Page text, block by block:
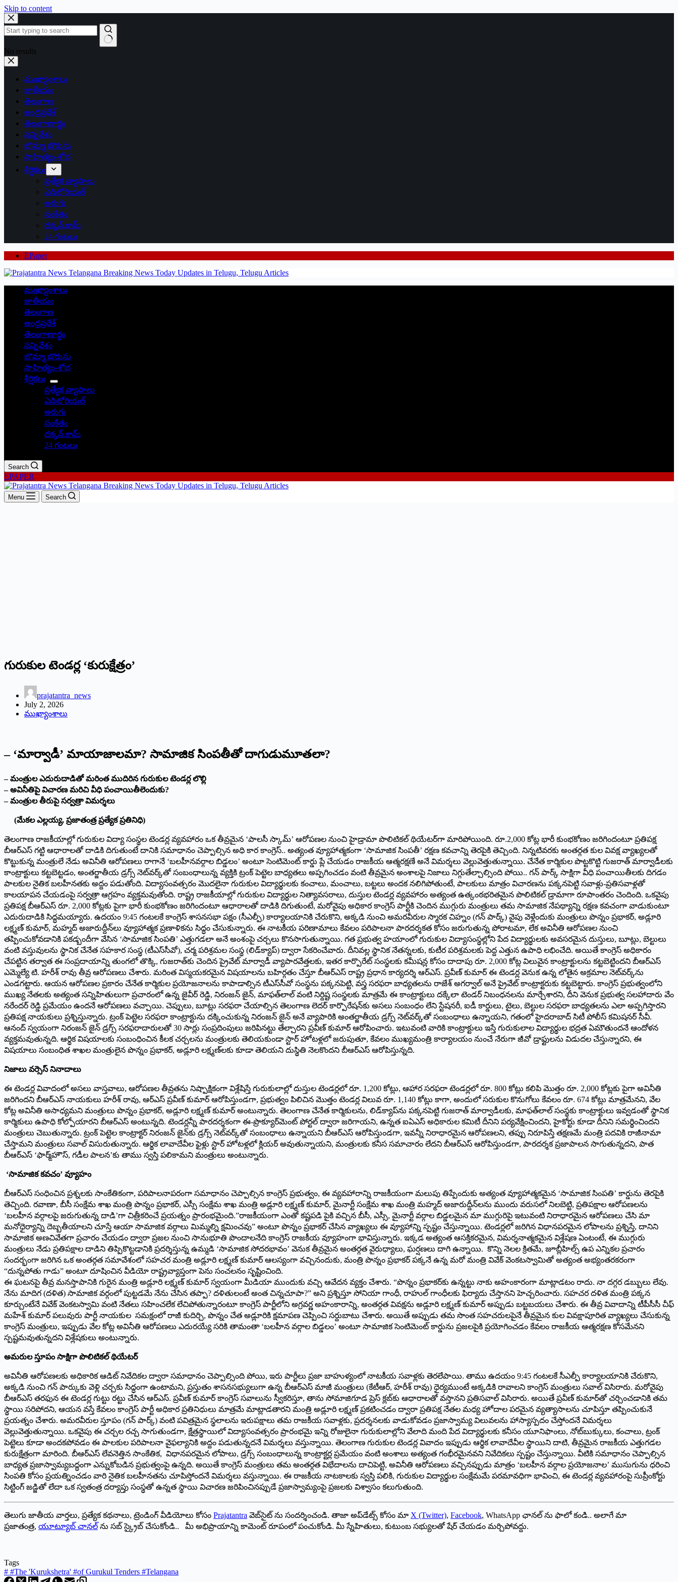
Skip to content
No results
ముఖ్యాంశాలు
జాతీయం
తెలంగాణ
ఆంధ్రప్రదేశ్
తెలంగాణార్థం
సన్నివేశం
బొమ్మా బొరుసు
సాహిత్యం-శోభ
శీర్షికలు
ప్రత్యేక వ్యాసాలు
ఎడిటోరియల్
అరుగు
సంకేతం
దక్కన్.కామ్
24 గంటలు
EPaper
ముఖ్యాంశాలు
జాతీయం
తెలంగాణ
ఆంధ్రప్రదేశ్
తెలంగాణార్థం
సన్నివేశం
బొమ్మా బొరుసు
సాహిత్యం-శోభ
శీర్షికలు
ప్రత్యేక వ్యాసాలు
ఎడిటోరియల్
అరుగు
సంకేతం
దక్కన్.కామ్
24 గంటలు
Search
EPAPER
Menu Search
గురుకుల టెండర్ల ‘కురుక్షేత్రం’
prajatantra_news
July 2, 2026
ముఖ్యాంశాలు
– ‘మార్వాడీ’ మాయాజాలమా? సామాజిక సింపతీతో దాగుడుమూతలా?
– మంత్రుల ఎదురుదాడితో మరింత ముదిరిన గురుకుల టెండర్ల లొల్లి
– అవినీతిపై విచారణ మరిచి వీధి పంచాయితీలెందుకు?
– మంత్రుల తీరుపై సర్వత్రా విమర్శలు
(మేకల ఎల్లయ్య, ప్రజాతంత్ర ప్రత్యేక ప్రతినిధి)
తెలంగాణ రాజకీయాల్లో గురుకుల విద్యా సంస్థల టెండర్ల వ్యవహారం ఒక తీవ్రమైన ‘పాలసీ స్కామ్’ ఆరోపణల నుంచి హైడ్రామా పొలిటికల్ థియేటర్‌గా మారిపోయింది. రూ.2,000 కోట్ల భారీ కుంభకోణం జరిగిందంటూ ప్రతిపక్ష
బీఆర్ఎస్ గట్టి ఆధారాలతో దాడికి దిగుతుంటే దానికి సమాధానం చెప్పాల్సిన అధి కార కాంగ్రెస్.. అత్యంత వ్యూహాత్మకంగా ‘సామాజిక సింపతీ’ రక్షణ కవచాన్ని తెరపైకి తెచ్చింది. నిన్నటివరకు అంతర్గత కుల వివక్ష వ్యాఖ్యలతో
కొట్టుకున్న మంత్రులే నేడు అవినీతి ఆరోపణలు రాగానే ‘బలహీనవర్గాల బిడ్డలం’ అంటూ సెంటిమెంట్ కార్డు ప్లే చేయడం రాజకీయ ఆత్మరక్షణే అనే విమర్శలు వెల్లువెత్తుతున్నాయి. చేనేత కార్మికుల పొట్టకొట్టి గుజరాత్ మార్వాడీలకు
కాంట్రాక్టులు కట్టబెట్టడం, అంతర్జాతీయ డ్రగ్స్ నెట్‌వర్క్‌తో సంబంధాలున్న వ్యక్తికి ట్రంక్ పెట్టెల బాధ్యతలు అప్పగించడం వంటి తీవ్రమైన అంశాలపై నిజాలు నిగ్గుతేల్చాల్సింది పోయి.. గన్ పార్క్ సాక్షిగా వీధి పంచాయితీలకు దిగడం
పాలకుల నైతిక బలహీనతకు అద్దం పడుతోంది. విద్యాసంవత్సరం మొదలైనా గురుకుల విద్యార్థులకు కంచాలు, మంచాలు, బట్టలు అందక నలిగిపోతుంటే, పాలకులు మాత్రం విచారణను పక్కనపెట్టి సవాళ్లు-ప్రతిసవాళ్లతో
కాలయాపన చేయడంపై సర్వత్రా ఆగ్రహం వ్యక్తమవుతోంది. రాష్ట్ర‌ రాజకీయాల్లో గురుకుల విద్యార్థుల నిత్యావసరాలు, దుస్తుల టెండర్ల వ్యవహారం అత్యంత ఉత్కంఠభరితమైన పొలిటికల్ డ్రామాగా రూపాంతరం చెందింది. ఒకవైపు
ప్రతిపక్ష బీఆర్ఎస్ రూ. 2,000 కోట్లకు పైగా భారీ కుంభకోణం జరిగిందంటూ ఆధారాలతో దాడికి దిగుతుంటే, మరోవైపు అధికార కాంగ్రెస్ పార్టీకి చెందిన ముగ్గురు మంత్రులు తమ సామాజిక నేపథ్యాన్ని రక్షణ కవచంగా వాడుకుంటూ
ఎదురుదాడికి సిద్ధమయ్యారు. ఉదయం 9:45 గంటలకే కాంగ్రెస్ శాసనసభా పక్షం (సీఎల్పీ) కార్యాలయానికి చేరుకొని, అక్కడి నుంచి అమరవీరుల స్మారక చిహ్నం (గన్ పార్క్) వైపు వెళ్లేందుకు మంత్రులు పొన్నం ప్రభాకర్, అడ్లూరి
లక్ష్మణ్ కుమార్, మహ్మద్ అజారుద్దీన్‌లు వ్యూహాత్మక ప్రణాళికను సిద్ధం చేసుకున్నారు. ఈ నాటకీయ పరిణామాలు కేవలం పరిపాలనా పారదర్శకత కోసం జరుగుతున్న పోరాటమా, లేక అవినీతి ఆరోపణల నుంచి
తప్పించుకోవడానికి పకడ్బందీగా వేసిన ‘సామాజిక సింపతి’ ఎత్తుగడలా అనే అంశంపై చర్చలు కొనసాగుతున్నాయి. గత ప్రభుత్వ హయాంలో గురుకుల విద్యాసంస్థల్లోని పేద విద్యార్థులకు అవసరమైన దుస్తులు, బూట్లు, బెల్టులు
వంటి వస్తువులను స్థానిక చేనేత సహకార సంస్థ (టీఎస్‌సీవో), చర్మ పరిశ్రమల సంస్థ (లిడ్‌క్యాప్) ద్వారా సేకరించేవారు. దీనివల్ల స్థానిక నేతన్నలకు, కుటీర పరిశ్రమలకు పెద్ద ఎత్తున ఉపాధి లభించేది. అయితే కాంగ్రెస్ అధికారం
చేపట్టిన తర్వాత ఈ సంప్రదాయాన్ని తుంగలో తొక్కి, గుజరాత్‌కు చెందిన ప్రైవేట్ మార్వాడీ వ్యాపారవేత్తలకు, ఇతర కార్పొరేట్ సంస్థలకు కమీషన్ల కోసం దాదాపు రూ. 2,000 కోట్ల విలువైన కాంట్రాక్టులను కట్టబెట్టిందని బీఆర్ఎస్
ఎమ్మెల్యే టి. హరీశ్ రావు తీవ్ర ఆరోపణలు చేశారు. మరింత విస్మయకరమైన విషయాలను బహిర్గతం చేస్తూ బీఆర్ఎస్ రాష్ట్ర ప్రధాన కార్యదర్శి ఆర్ఎస్. ప్రవీణ్ కుమార్ ఈ టెండర్ల వెనుక ఉన్న లోతైన అక్రమాల నెట్‌వర్క్‌ను
ఎండగట్టారు. ఆయన ఆరోపణల ప్రకారం చేనేత కార్మికుల ప్రయోజనాలను కాపాడాల్సిన టీఎస్‌సీవో సంస్థను పక్కనపెట్టి, వస్త్ర సరఫరా బాధ్యతలను రాజేశ్ అగర్వాల్ అనే ప్రైవేట్ కాంట్రాక్టరుకు కట్టబెట్టారు. కాంగ్రెస్ ప్రభుత్వంలోని
ముఖ్య నేతలకు అత్యంత సన్నిహితులుగా ప్రచారంలో ఉన్న జైవీర్ రెడ్డి, నిరంజన్ జైన్, మాఫత్‌లాల్ వంటి నిర్దిష్ట సంస్థలకు మాత్రమే ఈ కాంట్రాక్టులు దక్కేలా టెండర్ నిబంధనలను మార్చేశారని, దీని వెనుక ప్రభుత్వ సలహాదారు వేం
నరేందర్ రెడ్డి ప్రమేయం ఉందనే ఆరోపణలు వచ్చాయి. చెప్పులు, బూట్లు సరఫరా చేయాల్సిన తెలంగాణ లెదర్ కార్పొరేషన్‌కు అసలు సంబంధం లేని స్టేషనరీ, ఐడీ కార్డులు, టైలు, బెల్టుల సరఫరా బాధ్యతలను ఎలా అప్పగిస్తారని
ప్రతిపక్ష నాయకులు ప్రశ్నిస్తున్నారు. ట్రంక్ పెట్టెల సరఫరా కాంట్రాక్టును దక్కించుకున్న నిరంజన్ జైన్ అనే వ్యాపారికి అంతర్జాతీయ డ్రగ్స్ నెట్‌వర్క్‌తో సంబంధాలు ఉన్నాయని, గతంలో హైదరాబాద్ సిటీ పోలీస్ కమిషనర్ సీవీ.
ఆనంద్ స్వయంగా నిరంజన్ జైన్ డ్రగ్స్ సరఫరాదారులతో 30 సార్లు సంప్రదింపులు జరిపినట్టు తేల్చారని ప్రవీణ్ కుమార్ ఆరోపించారు. ఇటువంటి వారికి కాంట్రాక్టులు ఇస్తే గురుకులాల విద్యార్థుల భద్రత ఏమౌతుందనే ఆందోళన
వ్యక్తమవుతున్నది. ఆర్థిక విషయాలకు సంబంధించిన కీలక చర్చలను మంత్రులకు తెలియకుండా స్టార్ హోటళ్లలో జరుపుతూ, కేవలం ముఖ్యమంత్రి కార్యాలయం నుంచే నేరుగా జీవో డ్రాఫ్టులను విడుదల చేస్తున్నారని, ఈ
విషయాలు సంబంధిత శాఖల మంత్రులైన పొన్నం ప్రభాకర్, అడ్లూరి లక్ష్మణ్‌లకు కూడా తెలియని దుస్థితి నెలకొందని బీఆర్ఎస్ ఆరోపిస్తున్నది.
నిజాలు వర్సెస్ నినాదాలు
ఈ టెండర్ల వివాదంలో అసలు వాస్తవాలు, ఆరోపణల తీవ్రతను నిష్పాక్షికంగా విశ్లేషిస్తే గురుకులాల్లో దుస్తుల టెండర్లలో రూ. 1,200 కోట్లు, ఆహార సరఫరా టెండర్లలో రూ. 800 కోట్లు కలిపి మొత్తం రూ. 2,000 కోట్లకు పైగా అవినీతి
జరిగిందని బీఆర్ఎస్ నాయకులు హరీశ్ రావు, ఆర్ఎస్ ప్రవీణ్ కుమార్ ఆరోపిస్తుండగా, ప్రభుత్వం పిలిచిన మొత్తం టెండర్ల విలువ రూ. 1,140 కోట్లు కాగా, అందులో సరుకుల కొనుగోలు కేవలం రూ. 674 కోట్లు మాత్రమేనని, వేల
కోట్ల అవినీతి అసాధ్యమని మంత్రులు పొన్నం ప్రభాకర్, అడ్లూరి లక్ష్మణ్ కుమార్ అంటున్నారు. తెలంగాణ చేనేత కార్మికులను, లిడ్‌క్యాప్‌ను పక్కనపెట్టి గుజరాత్ మార్వాడీలకు, మాఫత్‌లాల్ సంస్థకు కాంట్రాక్టులు ఇవ్వడంతో స్థానిక
కార్మికులు ఉపాధి కోల్పోయారని బీఆర్ఎస్ అంటున్నది. టెండర్లన్నీ పారదర్శకంగా ఈ-ప్రొక్యూర్‌మెంట్ పోర్టల్ ద్వారా జరిగాయని, ఉన్నత ఐఏఎస్ అధికారుల కమిటీ దీనిని పర్యవేక్షించిందని, హైకోర్టు కూడా దీనిని సమర్థించిందని
మంత్రులు చెబుతున్నారు. ట్రంక్ పెట్టెల కాంట్రాక్టర్ నిరంజన్ జైన్‌కు డ్రగ్స్ నెట్‌వర్క్‌తో సంబంధాలు ఉన్నాయని బీఆర్ఎస్ ఆరోపిస్తుండగా, ఇవన్నీ నిరాధారమైన ఆరోపణలని, తప్పు నిరూపిస్తే తక్షణమే మంత్రి పదవికి రాజీనామా
చేస్తామని మంత్రులు సవాల్ విసురుతున్నారు. ఆర్థిక లావాదేవీల ఫైళ్లు స్టార్ హోటళ్లలో క్లియర్ అవుతున్నాయని, మంత్రులకు కనీస సమాచారం లేదని బీఆర్ఎస్ ఆరోపిస్తుండగా, పారదర్శక ప్రజాపాలన సాగుతున్నదని, పాత
బీఆర్ఎస్ ‘ఫార్మ్‌హౌస్, గడీల పాలన’కు తాము స్వస్తి పలికామని మంత్రులు అంటున్నారు.
‘సామాజిక కవచం’ వ్యూహం
బీఆర్ఎస్ సంధించిన ప్రశ్నలకు సాంకేతికంగా, పరిపాలనాపరంగా సమాధానం చెప్పాల్సిన కాంగ్రెస్ ప్రభుత్వం, ఈ వ్యవహారాన్ని రాజకీయంగా మలుపు తిప్పేందుకు అత్యంత వ్యూహాత్మకమైన ‘సామాజిక సింపతి’ కార్డును తెరపైకి
తెచ్చింది. రవాణా, బీసీ సంక్షేమ శాఖ మంత్రి పొన్నం ప్రభాకర్, ఎస్సీ సంక్షేమ శాఖ మంత్రి అడ్లూరి లక్ష్మణ్ కుమార్, మైనార్టీ సంక్షేమ శాఖ మంత్రి మహ్మద్ అజారుద్దీన్‌లను ముందు వరుసలో నిలబెట్టి, ప్రతిపక్షాల ఆరోపణలను
‘బలహీన వర్గాలపై జరుగుతున్న దాడి’గా చిత్రీకరించే ప్రయత్నం ప్రారంభమైంది.”రాజకీయంగా ఎంతో కష్టపడి పైకి వచ్చిన బీసీ, ఎస్సీ, మైనార్టీ వర్గాల బిడ్డలమైన మా ముగ్గురిపై ఇటువంటి నిరాధారమైన ఆరోపణలు చేసి మా
మనోధైర్యాన్ని దెబ్బతీయాలని చూస్తే ఆయా సామాజిక వర్గాలు మిమ్మల్ని క్షమించవు” అంటూ పొన్నం ప్రభాకర్ చేసిన వ్యాఖ్యలు ఈ వ్యూహాన్ని స్పష్టం చేస్తున్నాయి. టెండర్లలో జరిగిన విధానపరమైన లోపాలను ప్రశ్నిస్తే, దానిని
సామాజిక అణచివేతగా ప్రచారం చేయడం ద్వారా ప్రజల నుంచి సానుభూతి పొందాలనేది కాంగ్రెస్ రాజకీయ వ్యూహంగా భావిస్తున్నారు. ఇక్కడ అత్యంత ఆసక్తికరమైన, విమర్శనాత్మకమైన విశ్లేషణ ఏంటంటే, ఈ ముగ్గురు
మంత్రులు నేడు ప్రతిపక్షాల దాడిని తిప్పికొట్టడానికి ప్రదర్శిస్తున్న ఉమ్మడి ‘సామాజిక సోదరభావం’ వెనుక తీవ్రమైన అంతర్గత వైరుధ్యాలు, ఘర్షణలు దాగి ఉన్నాయి. కొన్ని నెలల క్రితమే, జూబ్లీహిల్స్ ఉప ఎన్నికల ప్రచారం
సందర్భంగా జరిగిన ఒక అంతర్గత సమావేశంలో సహచర మంత్రి అడ్లూరి లక్ష్మణ్ కుమార్ ఆలస్యంగా వచ్చినందుకు, మంత్రి పొన్నం ప్రభాకర్ పక్కనే ఉన్న మరో మంత్రి వివేక్ వెంకటస్వామితో అత్యంత అభ్యంతరకరంగా
“దున్నపోతు గాడు” అంటూ దూషించిన వీడియో రాష్ట్రవ్యాప్తంగా పెను సంచలనం సృష్టించింది.
ఈ ఘటనపై తీవ్ర మనస్తాపానికి గురైన మంత్రి అడ్లూరి లక్ష్మణ్ కుమార్ స్వయంగా మీడియా ముందుకు వచ్చి ఆవేదన వ్యక్తం చేశారు. “పొన్నం ప్రభాకర్‌కు ఉన్నట్టు నాకు అహంకారంగా మాట్లాడటం రాదు. నా దగ్గర డబ్బులు లేవు.
నేను మాదిగ (దళిత) సామాజిక వర్గంలో పుట్టడమే నేను చేసిన తప్పా? దళితులంటే అంత చిన్నచూపా?” అని ప్రశ్నిస్తూ సోనియా గాంధీ, రాహుల్ గాంధీలకు ఫిర్యాదు చేస్తానని హెచ్చరించారు. సహచర దళిత మంత్రి పక్కన
కూర్చుంటేనే వివేక్ వెంకటస్వామి వంటి నేతలు సహించలేక లేచిపోతున్నారంటూ కాంగ్రెస్ పార్టీలోని అగ్రవర్ణ అహంకారాన్ని, అంతర్గత వివక్షను అడ్లూరి లక్ష్మణ్ కుమార్ అప్పుడు బట్టబయలు చేశారు. ఈ తీవ్ర వివాదాన్ని టీపీసీసీ చీఫ్
మహేశ్ కుమార్ పలువురు పార్టీ నాయకుల సమక్షంలో రాజీ కుదిర్చి, పొన్నం చేత అడ్లూరికి క్షమాపణ చెప్పించి సర్దుబాటు చేశారు. అయితే అప్పుడు తమ సొంత సహచరులపైనే తీవ్రమైన కుల వివక్షాపూరిత వ్యాఖ్యలు చేసుకున్న
కాంగ్రెస్ మంత్రులు, ఇప్పుడు వేల కోట్ల అవినీతి ఆరోపణలు ఎదురయ్యే సరికి తామంతా ‘బలహీన వర్గాల బిడ్డలం’ అంటూ సామాజిక సెంటిమెంట్ కార్డును ప్రజలపైకి ప్రయోగించడం కేవలం రాజకీయ ఆత్మరక్షణ కోసమేనని
స్పష్టమవుతున్నదని విశ్లేషకులు అంటున్నారు.
అమరుల స్తూపం సాక్షిగా పొలిటికల్ థియేటర్
అవినీతి ఆరోపణలకు అధికారిక ఆడిట్ నివేదికల ద్వారా సమాధానం చెప్పాల్సింది పోయి, ఇరు పార్టీలు ప్రజా బాహుళ్యంలో నాటకీయ సవాళ్లకు తెరలేపాయి. తాము ఉదయం 9:45 గంటలకే సీఎల్పీ కార్యాలయానికి చేరుకొని,
అక్కడి నుంచి గన్ పార్కుకు వెళ్లి చర్చకు సిద్ధంగా ఉంటామని, ప్రస్తుతం శాసనసభ్యులుగా ఉన్న బీఆర్ఎస్ మాజీ మంత్రులు (కేటీఆర్, హరీశ్ రావు) ధైర్యముంటే అక్కడికి రావాలని కాంగ్రెస్ మంత్రులు సవాల్ విసిరారు. మరోవైపు
బీఆర్ఎస్ తరఫున ఈ టెండర్ల గుట్టు రట్టు చేసిన ఆర్ఎస్. ప్రవీణ్ కుమార్ కాంగ్రెస్ సవాలును స్వీకరిస్తూ, తాను సోమాజిగూడ ప్రెస్ క్లబ్‌కు ఆధారాలతో వస్తానని ప్రతిసవాల్ విసిరారు. అయితే ప్రవీణ్ కుమార్‌తో చర్చించడానికి తమ
స్థాయి సరిపోదని, ఆయన వస్తే కేవలం కాంగ్రెస్ పార్టీ అధికార ప్రతినిధులు మాత్రమే మాట్లాడతారని మంత్రి అడ్లూరి లక్ష్మణ్ ప్రకటించడం ద్వారా ప్రతిపక్ష నేతల మధ్య హోదాల పరమైన వ్యత్యాసాలను చూపిస్తూ తప్పించుకునే
ప్రయత్నం చేశారు. అమరవీరుల స్తూపం (గన్ పార్క్) వంటి పవిత్రమైన స్థలాలను ఇరుపక్షాలు తమ రాజకీయ సవాళ్లకు, ప్రదర్శనలకు వాడుకోవడం ప్రజాస్వామ్య విలువలను హాస్యాస్పదం చేస్తోందనే విమర్శలు
వెల్లువెత్తుతున్నాయి. ఒకవైపు ఈ చర్చల రచ్చ సాగుతుండగా, క్షేత్రస్థాయిలో విద్యాసంవత్సరం ప్రారంభమై ఇన్ని రోజులైనా గురుకులాల్లోని వేలాది మంది పేద విద్యార్థులకు కనీసం యూనిఫాంలు, నోట్‌బుక్కులు, కంచాలు, ట్రంక్
పెట్టెలు కూడా అందకపోవడం ఈ పాలకుల పరిపాలనా వైఫల్యానికి అద్దం పడుతున్నదనే విమర్శలు వస్తున్నాయి. తెలంగాణ గురుకుల టెండర్ల వివాదం ఇప్పుడు ఆర్థిక లావాదేవీల స్థాయిని దాటి, తీవ్రమైన రాజకీయ ఎత్తుగడల
కురుక్షేత్రంగా మారింది. బీఆర్ఎస్ లేవనెత్తిన సాంకేతిక, విధానపరమైన లోపాలు, డ్రగ్స్ సంబంధాలున్న కాంట్రాక్టర్ల ప్రమేయం వంటి అంశాలు అత్యంత గంభీరమైనవని నివేదికలు స్పష్టం చేస్తున్నాయి. వీటికి సమాధానం చెప్పాల్సిన
బాధ్యత ప్రజాస్వామ్యబద్ధంగా ఎన్నుకోబడిన ప్రభుత్వంపై ఉన్నది. అయితే కాంగ్రెస్ మంత్రులు తమ అంతర్గత విభేదాలను దాచిపెట్టి, అవినీతి ఆరోపణలు వచ్చినప్పుడు మాత్రం ‘బలహీన వర్గాల ప్రయోజనాల’ ముసుగును ధరించి
సింపతి కోసం ప్రయత్నించడం వారి నైతిక బలహీనతను చూపిస్తోందనే విమర్శలు వస్తున్నాయి. ఈ రాజకీయ నాటకాలకు స్వస్తి పలికి, గురుకుల విద్యార్థుల సంక్షేమమే పరమావధిగా భావించి, ఈ టెండర్ల వ్యవహారంపై సుప్రీంకోర్టు
సిట్టింగ్ జడ్జితో లేదా ఒక స్వతంత్ర దర్యాప్తు సంస్థతో ఉన్నత స్థాయి విచారణ జరిపించినప్పుడే ప్రజాస్వామ్యంపై ప్రజలకు విశ్వాసం కలుగుతుంది.
తెలుగు జాతీయ వార్తలు, ప్రత్యేక కథనాలు, ట్రెండింగ్ వీడియోలు కోసం Prajatantra వెబ్‌సైట్ ను సందర్శించండి. తాజా అప్‌డేట్స్ కోసం మా X (Twitter), Facebook, WhatsApp ఛానల్ ను ఫాలో కండి.. అలాగే మా
ప్రజాతంత్ర, యూట్యూబ్ చానల్ ను సబ్ స్క్రైబ్ చేసుకోండి.. మీ అభిప్రాయాన్ని కామెంట్ రూపంలో పంచుకోండి. మీ స్నేహితులు, కుటుంబ సభ్యులతో షేర్ చేయడం మర్చిపోవద్దు.
Tags
# #The 'Kurukshetra' #of Gurukul Tenders #Telangana